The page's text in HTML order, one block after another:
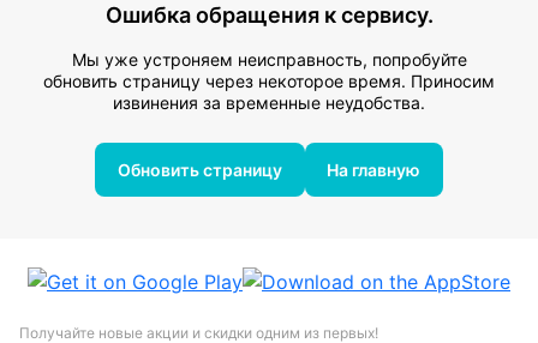
Ошибка обращения к сервису.
Мы уже устроняем неисправность, попробуйте
обновить страницу через некоторое время. Приносим
извинения за временные неудобства.
Обновить страницу На главную
Получайте новые акции и скидки одним из первых!